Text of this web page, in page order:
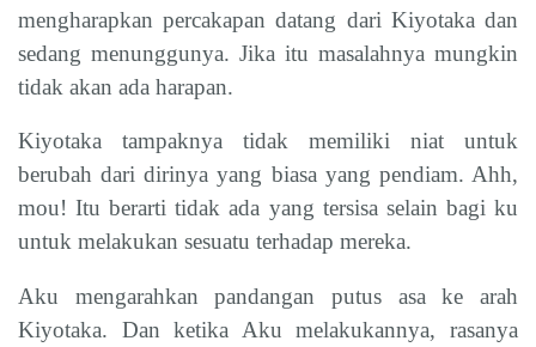
mengharapkan percakapan datang dari Kiyotaka dan
sedang menunggunya. Jika itu masalahnya mungkin
tidak akan ada harapan.
Kiyotaka tampaknya tidak memiliki niat untuk
berubah dari dirinya yang biasa yang pendiam. Ahh,
mou! Itu berarti tidak ada yang tersisa selain bagi ku
untuk melakukan sesuatu terhadap mereka.
Aku mengarahkan pandangan putus asa ke arah
Kiyotaka. Dan ketika Aku melakukannya, rasanya